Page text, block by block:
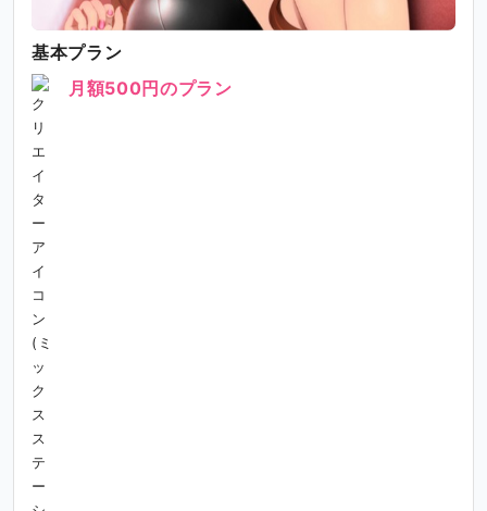
基本プラン
月額500円のプラン